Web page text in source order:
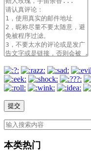
本类热门